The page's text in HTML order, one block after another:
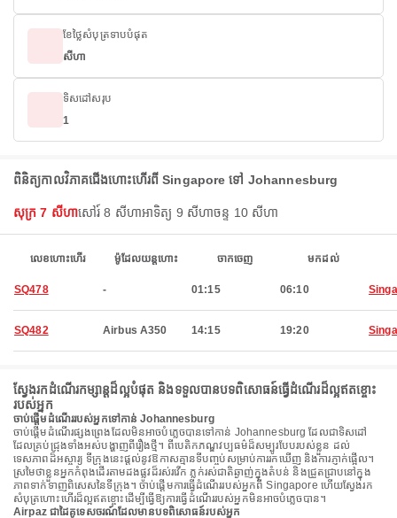
ខែថ្លៃសំបុត្រទាបបំផុត
សីហា
ទិសដៅសរុប
1
ពិនិត្យកាលវិភាគជើងហោះហើរពី Singapore ទៅ Johannesburg
សុក្រ 7 សីហាសៅរ៍ 8 សីហាអាទិត្យ 9 សីហាចន្ទ 10 សីហា
លេខហោះហើរ ម៉ូដែលយន្តហោះ ចាកចេញ មកដល់
SQ478 - 01:15 06:10
SQ482 Airbus A350 14:15 19:20
ស្វែងរកដំណើរកម្សាន្តដ៏ល្អបំផុត និងទទួលបានបទពិសោធន៍ធ្វើដំណើរដ៏ល្អឥតខ្ចោះ
របស់អ្នក
ចាប់ផ្តើមដំណើររបស់អ្នកទៅកាន់ Johannesburg
ចាប់ផ្តើមដំណើរផ្សងព្រេងដែលមិនអាចបំភ្លេចបានទៅកាន់ Johannesburg ដែលជាទិសដៅ
ដែលគ្រប់ជ្រុងទាំងអស់បង្ហាញពីរឿងថ្មី។ ពីបេតិកភណ្ឌវប្បធម៌ដ៏សម្បូរបែបរបស់ខ្លួន ដល់
ទេសភាពដ៏អស្ចារ្យ ទីក្រុងនេះផ្តល់នូវឱកាសគ្មានទីបញ្ចប់សម្រាប់ការរកឃើញ និងការភ្ញាក់ផ្អើល។
ស្រមៃថាខ្លួនអ្នកកំពុងដើរតាមដងផ្លូវដ៏រស់រវើក ភ្លក់រស់ជាតិឆ្ងាញ់ក្នុងតំបន់ និងជ្រួតជ្រាបនៅក្នុង
ភាពទាក់ទាញពិសេសនៃទីក្រុង។ ចាប់ផ្តើមការធ្វើដំណើររបស់អ្នកពី Singapore ហើយស្វែងរក
សំបុត្រហោះហើរដ៏ល្អឥតខ្ចោះដើម្បីធ្វើឱ្យការធ្វើដំណើររបស់អ្នកមិនអាចបំភ្លេចបាន។
Airpaz ជាដៃគូទេសចរណ៍ដែលមានបទពិសោធន៍របស់អ្នក